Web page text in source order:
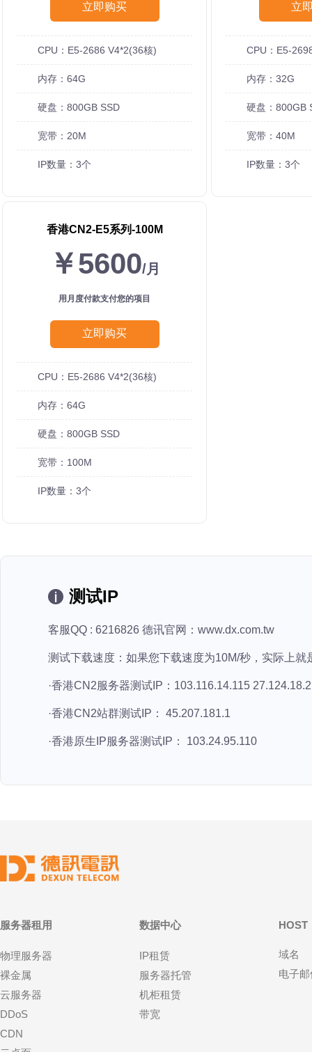
立即购买
CPU：E5-2686 V4*2(36核)
内存：64G
硬盘：800GB SSD
宽带：20M
IP数量：3个
立
CPU：E5-
内存：32G
硬盘：800GB
宽带：40M
IP数量：3个
香港CN2-E5系列-100M
￥5600/月
用月度付款支付您的项目
立即购买
CPU：E5-2686 V4*2(36核)
内存：64G
硬盘：800GB SSD
宽带：100M
IP数量：3个
测试IP
客服QQ : 6216826 德讯官网：www.dx.com.tw
测试下载速度：如果您下载速度为10M/秒，实际上就
·香港CN2服务器测试IP：103.116.14.115
·香港CN2站群测试IP： 45.207.181.1
·香港原生IP服务器测试IP： 103.24.95.110
服务器租用
物理服务器
裸金属
云服务器
DDoS
CDN
数据中心
IP租赁
服务器托管
机柜租赁
带宽
HOST
域名
电子